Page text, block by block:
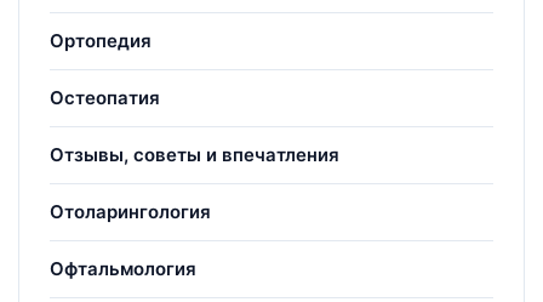
Ортопедия
Остеопатия
Отзывы, советы и впечатления
Отоларингология
Офтальмология